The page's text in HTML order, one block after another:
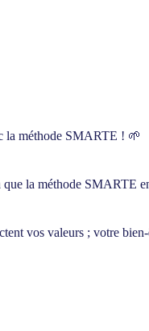
la méthode SMARTE ! 🌱
que la méthode SMARTE
vos valeurs ; votre